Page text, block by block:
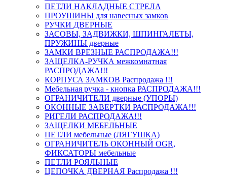
ПЕТЛИ НАКЛАДНЫЕ СТРЕЛА
ПРОУШИНЫ для навесных замков
РУЧКИ ДВЕРНЫЕ
ЗАСОВЫ, ЗАДВИЖКИ, ШПИНГАЛЕТЫ,
ПРУЖИНЫ дверные
ЗАМКИ ВРЕЗНЫЕ РАСПРОДАЖА!!!
ЗАЩЕЛКА-РУЧКА межкомнатная
РАСПРОДАЖА!!!
КОРПУСА ЗАМКОВ Распродажа !!!
Мебельная ручка - кнопка РАСПРОДАЖА!!!
ОГРАНИЧИТЕЛИ дверные (УПОРЫ)
ОКОННЫЕ ЗАВЕРТКИ РАСПРОДАЖА!!!
РИГЕЛИ РАСПРОДАЖА!!!
ЗАЩЕЛКИ МЕБЕЛЬНЫЕ
ПЕТЛИ мебельные (ЛЯГУШКА)
ОГРАНИЧИТЕЛЬ ОКОННЫЙ OGR,
ФИКСАТОРЫ мебельные
ПЕТЛИ РОЯЛЬНЫЕ
ЦЕПОЧКА ДВЕРНАЯ Распродажа !!!